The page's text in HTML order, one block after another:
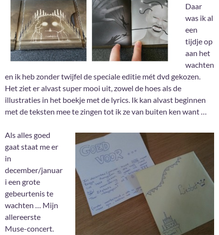
Daar
was ik al
een
tijdje op
aan het
wachten
en ik heb zonder twijfel de speciale editie mét dvd gekozen.
Het ziet er alvast super mooi uit, zowel de hoes als de
illustraties in het boekje met de lyrics. Ik kan alvast beginnen
met de teksten mee te zingen tot ik ze van buiten ken want …
Als alles goed
gaat staat me er
in
december/januar
i een grote
gebeurtenis te
wachten … Mijn
allereerste
Muse-concert.